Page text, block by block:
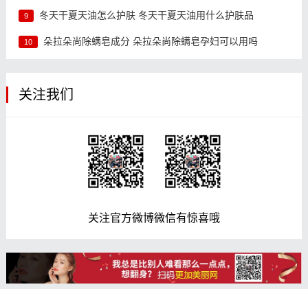
9 冬天干夏天油怎么护肤 冬天干夏天油用什么护肤品
10 朵拉朵尚除螨皂成分 朵拉朵尚除螨皂孕妇可以用吗
关注我们
关注官方微博微信有惊喜哦